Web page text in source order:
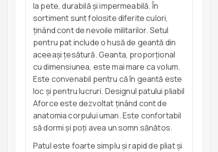
la pete, durabilă și impermeabilă. În
sortiment sunt folosite diferite culori,
ținând cont de nevoile militarilor. Setul
pentru pat include o husă de geantă din
aceeași țesătură. Geanta, proporțional
cu dimensiunea, este mai mare ca volum.
Este convenabil pentru că în geantă este
loc și pentru lucruri. Designul patului pliabil
Aforce este dezvoltat ținând cont de
anatomia corpului uman. Este confortabil
să dormi și poți avea un somn sănătos.
Patul este foarte simplu și rapid de pliat și